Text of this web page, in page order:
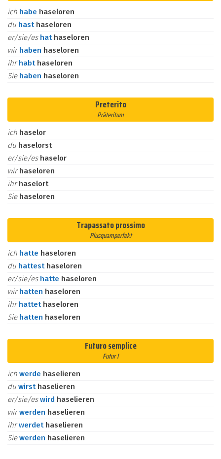
ich habe haseloren
du hast haseloren
er/sie/es hat haseloren
wirhaben haseloren
ihrhabt haseloren
Sie haben haseloren
Preterito
Präteritum
ich haselor
du haselorst
er/sie/es haselor
wirhaseloren
ihrhaselort
Sie haseloren
Trapassato prossimo
Plusquamperfekt
ich hatte haseloren
du hattest haseloren
er/sie/es hatte haseloren
wirhatten haseloren
ihrhattet haseloren
Sie hatten haseloren
Futuro semplice
Futur I
ich werde haselieren
du wirst haselieren
er/sie/eswird haselieren
wirwerden haselieren
ihrwerdet haselieren
Siewerden haselieren